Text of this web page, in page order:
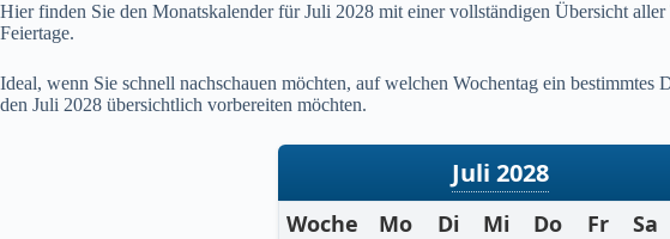
Hier finden Sie den Monatskalender für Juli 2028 mit einer vollständigen Übersicht
Feiertage.
Ideal, wenn Sie schnell nachschauen möchten, auf welchen Wochentag ein
den Juli 2028 übersichtlich vorbereiten möchten.
Juli 2028
Woche Mo Di Mi Do Fr Sa